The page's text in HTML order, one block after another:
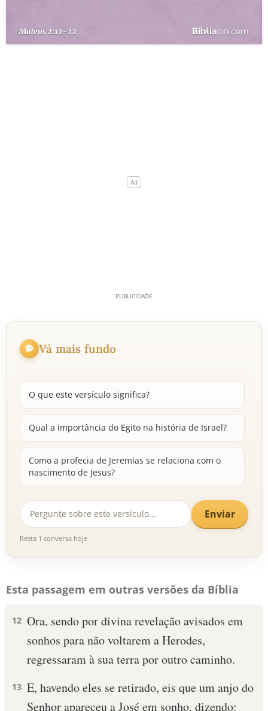
Vá mais fundo
O que este versículo significa?
Qual a importância do Egito na história de Israel?
Como a profecia de Jeremias se relaciona com o
nascimento de Jesus?
Enviar
Resta 1 conversa hoje
Esta passagem em outras versões da Bíblia
12 Ora, sendo por divina revelação avisados em
sonhos para não voltarem a Herodes,
regressaram à sua terra por outro caminho.
13 E, havendo eles se retirado, eis que um anjo do
Senhor apareceu a José em sonho, dizendo: